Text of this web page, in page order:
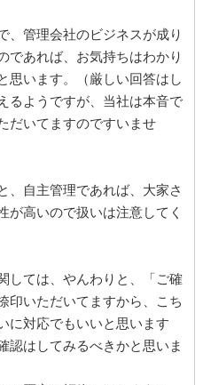
、管理会社のビジネスが成り
であれば、お気持ちはわかり
思います。（厳しい回答はし
るようですが、当社は本音で
だいてますのですいませ
、自主管理であれば、大家さ
が高いので扱いは注意してく
しては、やんわりと、「ご確
印いただいてますから、こち
に対応でもいいと思います
認はしてみるべきかと思いま